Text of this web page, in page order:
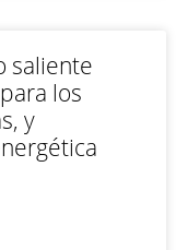
saliente
los
y